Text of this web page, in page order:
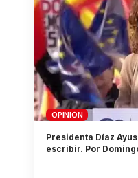
OPINIÓN
Presidenta Díaz
escribir. Por